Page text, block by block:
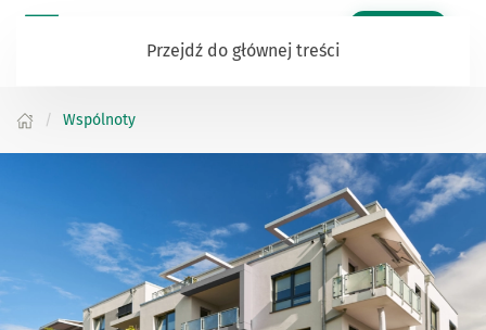
Przejdź do głównej treści
Wspólnoty
Sprawdź ofertę dla Wspólnot